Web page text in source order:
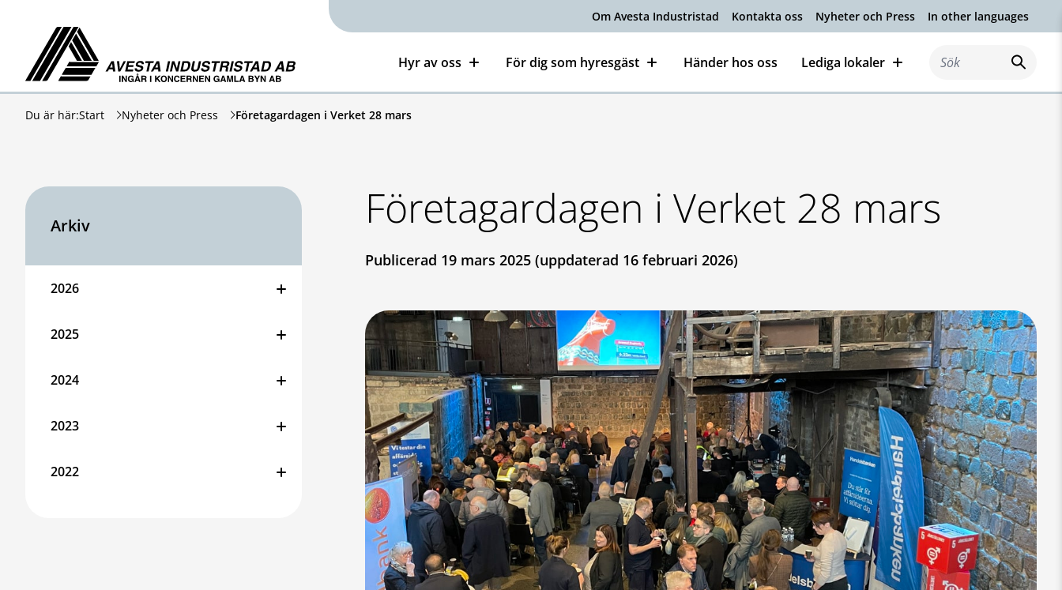
Hoppa till innehåll
Om Avesta Industristad Kontakta oss Nyheter och Press In other languages
Avesta Industristad
Hyr av oss
För dig som hyresgäst Händer hos oss Lediga lokaler Sök efter:
Du är här:Start Nyheter och Press Företagardagen i Verket 28 mars
Arkiv
2026
2025
2024
2023
2022
Företagardagen i Verket 28 mars
Publicerad 19 mars 2025 (uppdaterad 16 februari 2026)